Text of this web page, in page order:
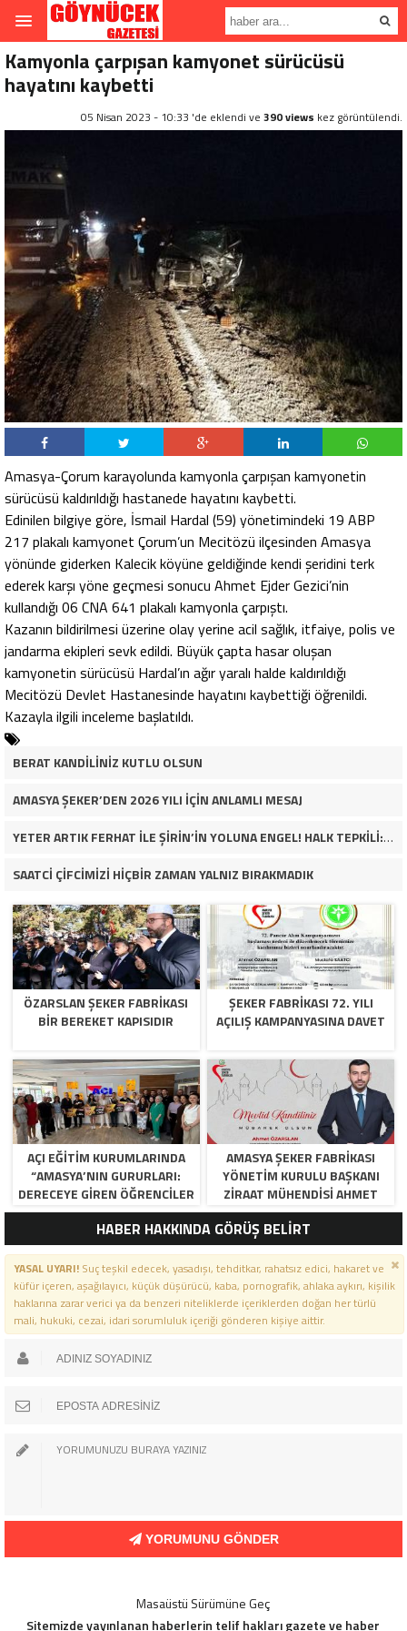
Kamyonla çarpışan kamyonet sürücüsü
hayatını kaybetti
05 Nisan 2023 - 10:33 'de eklendi ve 390 views kez görüntülendi.
Amasya-Çorum karayolunda kamyonla çarpışan kamyonetin
sürücüsü kaldırıldığı hastanede hayatını kaybetti.
Edinilen bilgiye göre, İsmail Hardal (59) yönetimindeki 19 ABP
217 plakalı kamyonet Çorum’un Mecitözü ilçesinden Amasya
yönünde giderken Kalecik köyüne geldiğinde kendi şeridini terk
ederek karşı yöne geçmesi sonucu Ahmet Ejder Gezici’nin
kullandığı 06 CNA 641 plakalı kamyonla çarpıştı.
Kazanın bildirilmesi üzerine olay yerine acil sağlık, itfaiye, polis ve
jandarma ekipleri sevk edildi. Büyük çapta hasar oluşan
kamyonetin sürücüsü Hardal’ın ağır yaralı halde kaldırıldığı
Mecitözü Devlet Hastanesinde hayatını kaybettiği öğrenildi.
Kazayla ilgili inceleme başlatıldı.
BERAT KANDİLİNİZ KUTLU OLSUN
AMASYA ŞEKER’DEN 2026 YILI İÇİN ANLAMLI MESAJ
YETER ARTIK FERHAT İLE ŞİRİN’İN YOLUNA ENGEL! HALK TEPKİLİ: “YOLU KAPATMAK ÇÖZÜM DEĞİL, GÖREVİNİ YAP!”
SAATCİ ÇİFCİMİZİ HİÇBİR ZAMAN YALNIZ BIRAKMADIK
ÖZARSLAN ŞEKER FABRİKASI
BİR BEREKET KAPISIDIR
ŞEKER FABRİKASI 72. YILI
AÇILIŞ KAMPANYASINA DAVET
AÇI EĞİTİM KURUMLARINDA
“AMASYA’NIN GURURLARI:
DERECEYE GIREN ÖĞRENCILER
İÇIN ANLAMLI TÖREN”
AMASYA ŞEKER FABRIKASI
YÖNETIM KURULU BAŞKANI
ZIRAAT MÜHENDISI AHMET
ÖZARSLAN’IN MEVLID KANDILI
MESAJI
HABER HAKKINDA GÖRÜŞ BELİRT
YASAL UYARI!Suç teşkil edecek, yasadışı, tehditkar, rahatsız edici, hakaret ve
küfür içeren, aşağılayıcı, küçük düşürücü, kaba, pornografik, ahlaka aykırı, kişilik
haklarına zarar verici ya da benzeri niteliklerde içeriklerden doğan her türlü
mali, hukuki, cezai, idari sorumluluk içeriği gönderen kişiye aittir.
YORUMUNU GÖNDER
Masaüstü Sürümüne Geç
Sitemizde yayınlanan haberlerin telif hakları gazete ve haber